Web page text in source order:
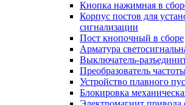
Кнопка нажимная в
Корпус постов для
сигнализации
Пост кнопочный в сборе
Арматура
Выключатель-
Преобразователь
Устройство плавного
Блокировка